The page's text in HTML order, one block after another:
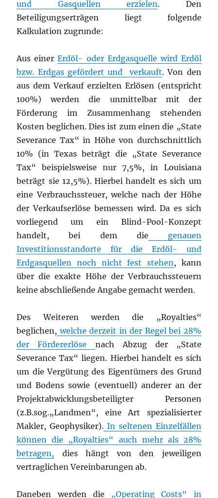
und Gasquellen erzielen. Den
Beteiligungserträgen liegt folgende
Kalkulation zugrunde:
Aus einerErdöl- oder Erdgasquelle wird Erdöl
bzw. Erdgas gefördert und verkauft. Von den
aus dem Verkauf erzielten Erlösen (entspricht
100%) werden die unmittelbar mit der
Förderung im Zusammenhang stehenden
Kosten beglichen. Dies ist zum einen die „State
Severance Tax“ in Höhe von durchschnittlich
10% (in Texas beträgt die „State Severance
Tax“ beispielsweise nur 7,5%, in Louisiana
beträgt sie 12,5%). Hierbei handelt es sich um
eine Verbrauchssteuer, welche nach der Höhe
der Verkaufserlöse bemessen wird. Da es sich
vorliegend um ein Blind-Pool-Konzept
handelt, bei dem die genauen
Investitionsstandorte für die Erdöl- und
Erdgasquellen noch nicht fest stehen, kann
über die exakte Höhe der Verbrauchssteuern
keine abschließende Angabe gemacht werden.
Des Weiteren werden die „Royalties“
beglichen, welche derzeit in der Regel bei 28%
der Fördererlöse nach Abzug der „State
Severance Tax“ liegen. Hierbei handelt es sich
um die Vergütung des Eigentümers des Grund
und Bodens sowie (eventuell) anderer an der
Projektabwicklungsbeteiligter Personen
(z.B.sog.„Landmen“, eine Art spezialisierter
Makler, Geophysiker). In seltenen Einzelfällen
können die „Royalties“ auch mehr als 28%
betragen, dies hängt von den jeweiligen
vertraglichen Vereinbarungen ab.
Daneben werden die „Operating Costs“ in